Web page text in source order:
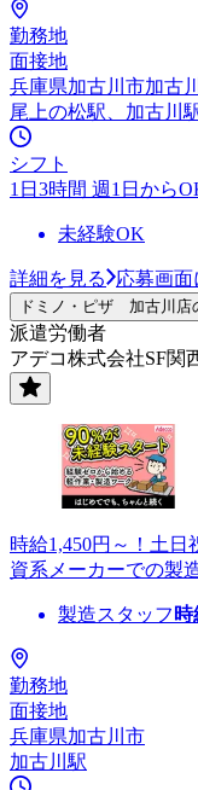
勤務地
面接地
兵庫県加古川市加古
尾上の松駅、加古川
シフト
1日3時間 週1日から
未経験OK
詳細を見る 応募画面
ドミノ・ピザ 加古川店
派遣労働者
アデコ株式会社SF関
時給1,450円～！土
資系メーカーでの製
製造スタッフ 時
勤務地
面接地
兵庫県加古川市
加古川駅